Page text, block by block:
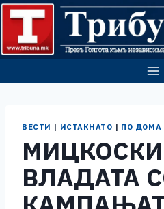
Skip
content
ВЕСТИ | ИСТАКНАТО | ПО ДОМА
ВЛАДАТА